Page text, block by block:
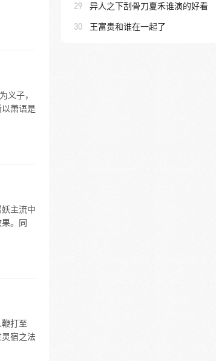
义子，
萧语是
主流中
。同
打至
宿之法
29 异人之下刮骨刀夏禾谁演的好看
30 王富贵和谁在一起了